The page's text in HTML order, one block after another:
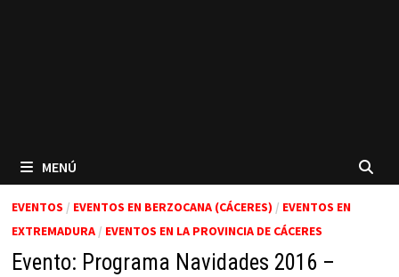
MENÚ
EVENTOS / EVENTOS EN BERZOCANA (CÁCERES) / EVENTOS EN
EXTREMADURA/ EVENTOS EN LA PROVINCIA DE CÁCERES
Evento: Programa Navidades 2016 –